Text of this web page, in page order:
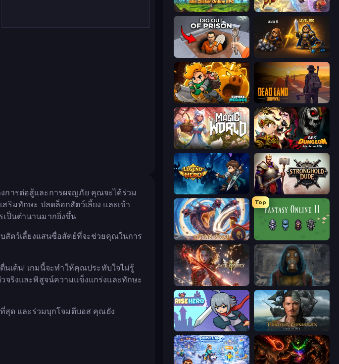
งการต่อสู้และการผจญภัย คุณจะได้ร่วม
มทักษะ ปลดล็อกสัตว์เลี้ยง และเข้า
ป็นตำนานมากยิ่งขึ้น
สัตว์เลี้ยงแสนซื่อสัตย์ที่จะช่วยคุณในการ
เต้น! เกมนี้จะทำให้คุณประทับใจไม่รู้
จริงและพิสูจน์ความแข็งแกร่งและทักษะ
สุด และร่วมบุกโจมตีบอส คุณยัง
Firestone – Idle Clicker Online RPG Heroes Assemble
Dig out of Prison Gothic Story RPG
Rumble Heroes Dead Land: Survival
Magic World AFK Dungeon: Idle Action RPG
Legend of Hero Stronghold Dude
Titan Soul: Action RPG
Top
Dark Odyssey Heroes of the Wasteland
Rise Hero